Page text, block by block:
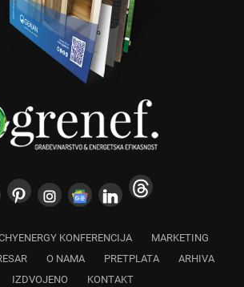
KONFERENCIJA
MARKETING
O NAMA PRETPLATA
ARHIVA
IZDVOJENO
KONTAKT